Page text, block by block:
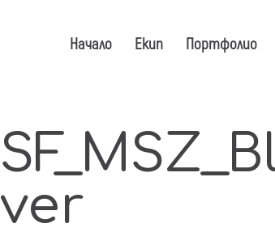
Начало Екип Портфолио
ver